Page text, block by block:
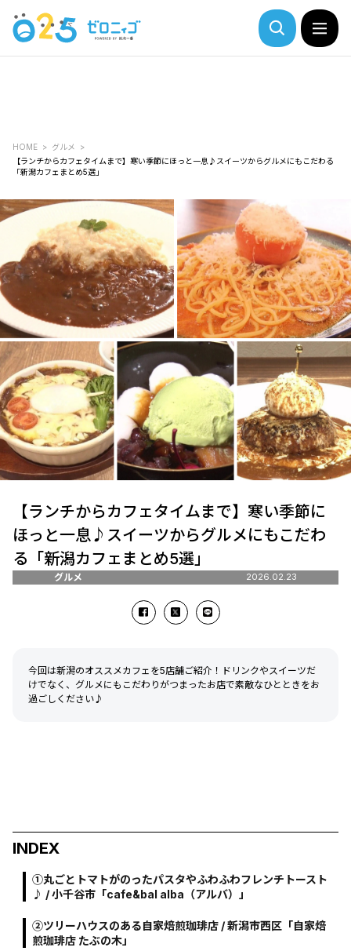
HOME
グルメ
【ランチからカフェタイムまで】寒い季節にほっと一息♪スイーツからグルメにもこだわる
「新潟カフェまとめ5選」
【ランチからカフェタイムまで】寒い季節に
ほっと一息♪スイーツからグルメにもこだわ
る「新潟カフェまとめ5選」
グルメ 2026.02.23
今回は新潟のオススメカフェを5店舗ご紹介！ドリンクやスイーツだ
けでなく、グルメにもこだわりがつまったお店で素敵なひとときをお
過ごしください♪
INDEX
①丸ごとトマトがのったパスタやふわふわフレンチトースト
♪ / 小千谷市「cafe&bal alba（アルバ）」
②ツリーハウスのある自家焙煎珈琲店 / 新潟市西区「自家焙
煎珈琲店 たぶの木」